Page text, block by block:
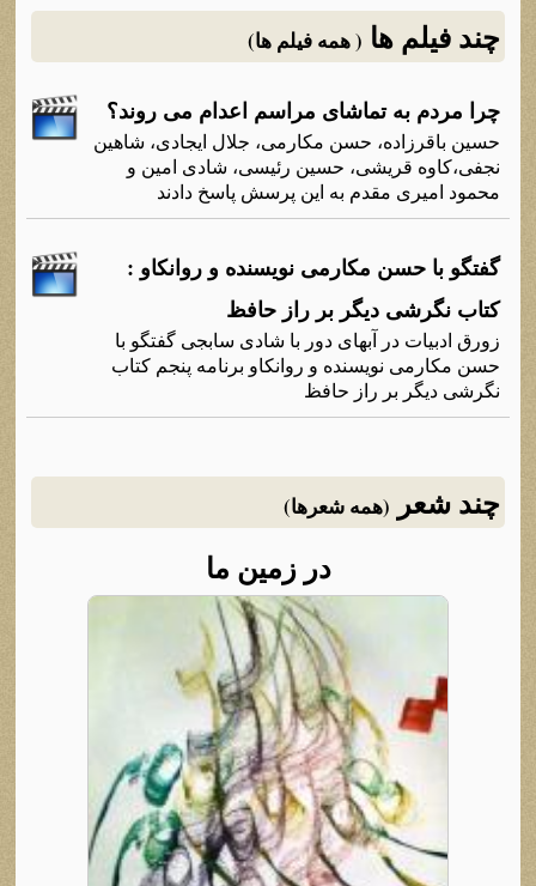
چند فیلم ها ( همه فیلم ها)
چرا مردم به تماشای مراسم اعدام می روند؟
حسین باقرزاده، حسن مکارمی، جلال ایجادی، شاهین
نجفی،کاوه قریشی، حسین رئیسی، شادی امین و
محمود امیری مقدم به این پرسش پاسخ دادند
گفتگو با حسن مکارمی نویسنده و روانکاو :
کتاب نگرشی دیگر بر راز حافظ
زورق ادبیات در آبهای دور با شادی سابجی گفتگو با
حسن مکارمی نویسنده و روانکاو برنامه پنجم کتاب
نگرشی دیگر بر راز حافظ
چند شعر (همه شعرها)
در زمین ما